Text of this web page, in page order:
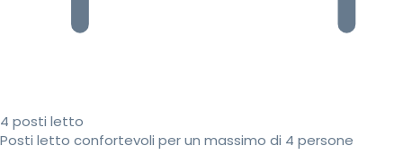
4 posti letto
Posti letto confortevoli per un massimo di 4 persone